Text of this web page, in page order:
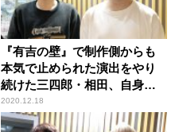
『有吉の壁』で制作側からも
本気で止められた演出をやり
続けた三四郎・相田、自身の
名前がトレンド入りし「報わ
れた」
2020.12.18